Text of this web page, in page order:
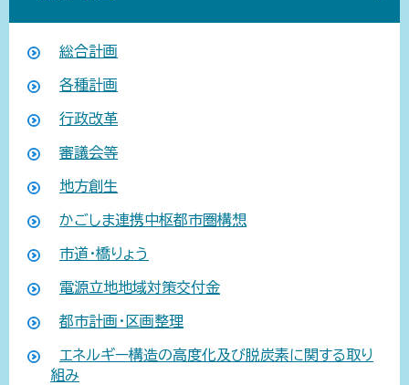
総合計画
各種計画
行政改革
審議会等
地方創生
かごしま連携中枢都市圏構想
市道・橋りょう
電源立地地域対策交付金
都市計画・区画整理
エネルギー構造の高度化及び脱炭素に関する取り
組み